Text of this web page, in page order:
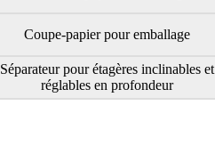
Coupe-papier pour emballage
Séparateur pour étagères inclinables et
réglables en profondeur